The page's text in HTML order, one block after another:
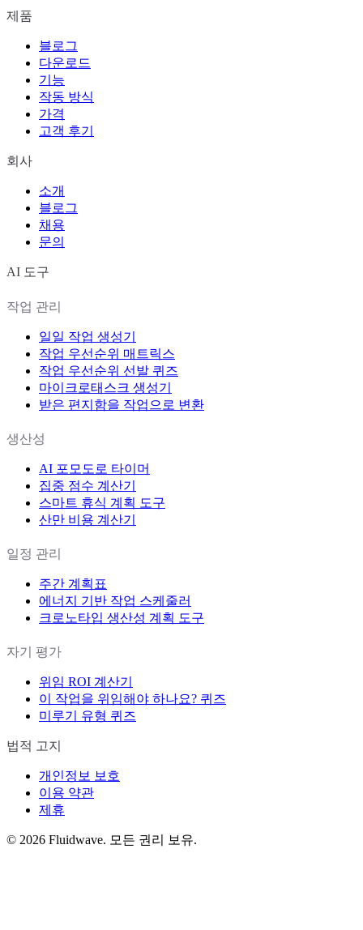
제품
블로그
다운로드
기능
작동 방식
가격
고객 후기
회사
소개
블로그
채용
문의
AI 도구
작업 관리
일일 작업 생성기
작업 우선순위 매트릭스
작업 우선순위 선발 퀴즈
마이크로태스크 생성기
받은 편지함을 작업으로 변환
생산성
AI 포모도로 타이머
집중 점수 계산기
스마트 휴식 계획 도구
산만 비용 계산기
일정 관리
주간 계획표
에너지 기반 작업 스케줄러
크로노타입 생산성 계획 도구
자기 평가
위임 ROI 계산기
이 작업을 위임해야 하나요? 퀴즈
미루기 유형 퀴즈
법적 고지
개인정보 보호
이용 약관
제휴
© 2026 Fluidwave. 모든 권리 보유.